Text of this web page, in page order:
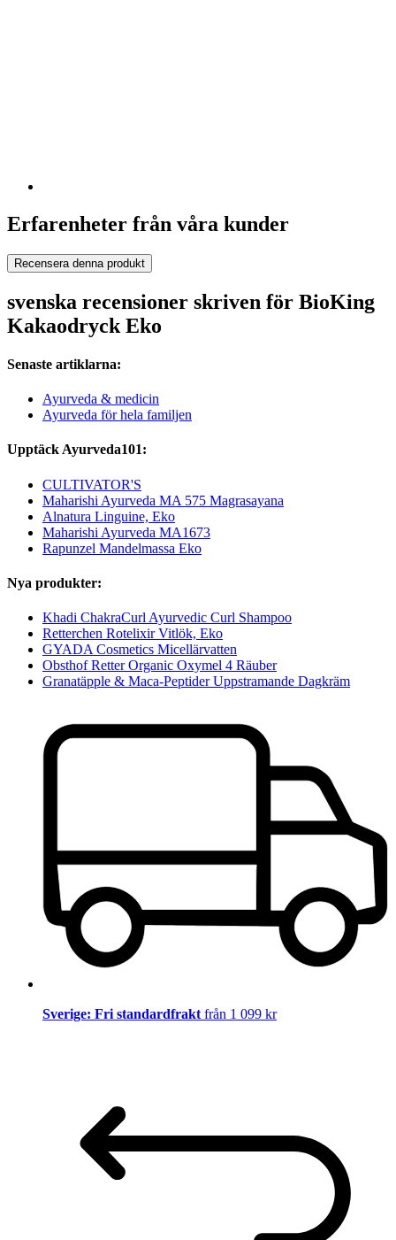
Erfarenheter från våra kunder
Recensera denna produkt
svenska recensioner skriven för BioKing
Kakaodryck Eko
Senaste artiklarna:
Ayurveda & medicin
Ayurveda för hela familjen
Upptäck Ayurveda101:
CULTIVATOR'S
Maharishi Ayurveda MA 575 Magrasayana
Alnatura Linguine, Eko
Maharishi Ayurveda MA1673
Rapunzel Mandelmassa Eko
Nya produkter:
Khadi ChakraCurl Ayurvedic Curl Shampoo
Retterchen Rotelixir Vitlök, Eko
GYADA Cosmetics Micellärvatten
Obsthof Retter Organic Oxymel 4 Räuber
Granatäpple & Maca-Peptider Uppstramande Dagkräm
Sverige: Fri standardfrakt från 1 099 kr